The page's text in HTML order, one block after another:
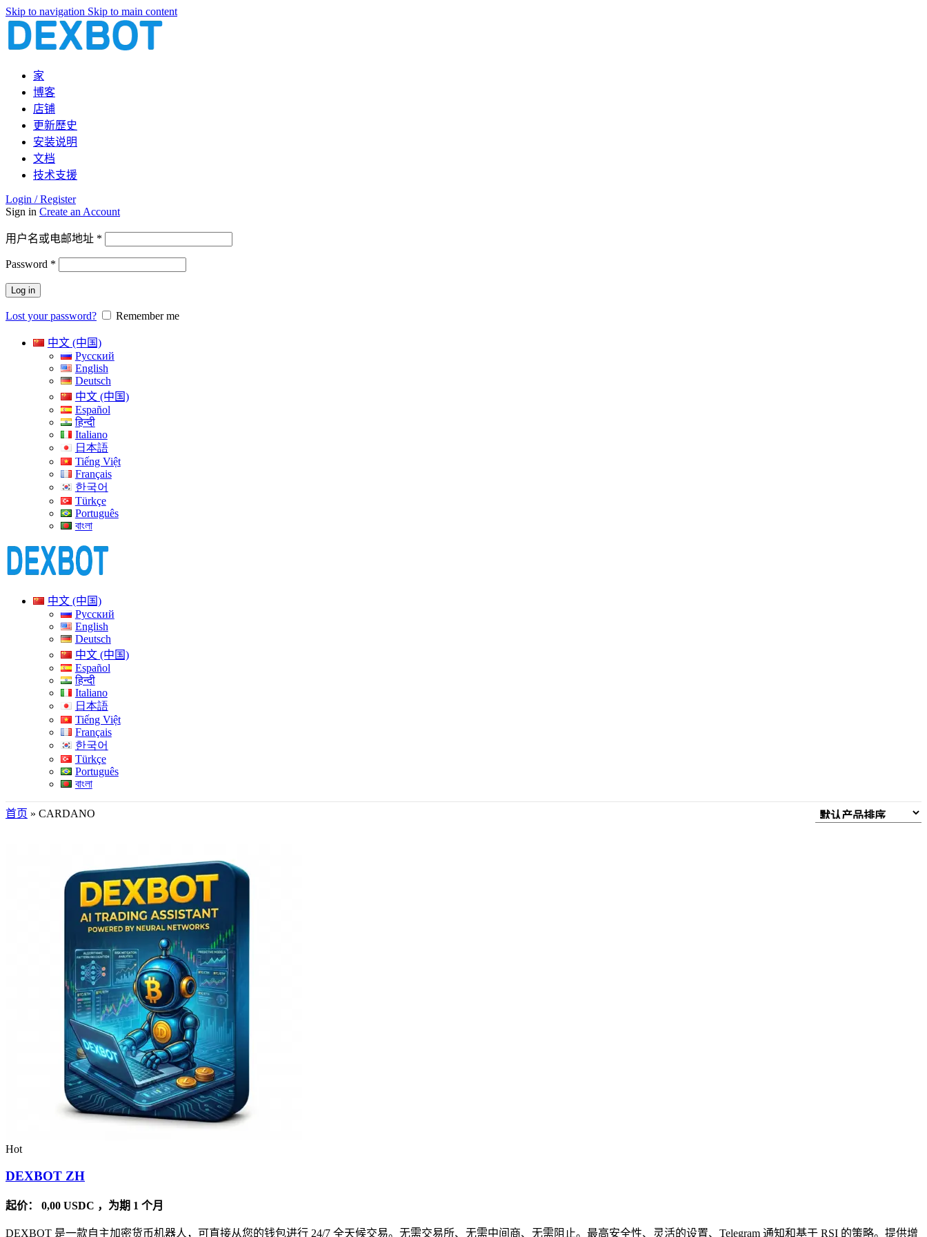
Skip to navigation Skip to main content
家
博客
店铺
更新歷史
安装说明
文档
技术支援
Login / Register
Sign in Create an Account
用户名或电邮地址 *
Password *
Log in
Lost your password? Remember me
中文 (中国)
Русский
English
Deutsch
中文 (中国)
Español
हिन्दी
Italiano
日本語
Tiếng Việt
Français
한국어
Türkçe
Português
বাংলা
中文 (中国)
Русский
English
Deutsch
中文 (中国)
Español
हिन्दी
Italiano
日本語
Tiếng Việt
Français
한국어
Türkçe
Português
বাংলা
首页 » CARDANO
Hot
DEXBOT ZH
起价： 0,00 USDC ，为期 1 个月
DEXBOT 是一款自主加密货币机器人，可直接从您的钱包进行 24/7 全天候交易。无需交易所、无需中间商、无需阻止。最高安全性、灵活的设置、Telegram 通知和基于 RSI 的策略。提供增